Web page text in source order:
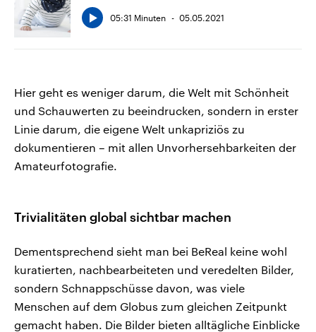
05:31 Minuten 05.05.2021
Hier geht es weniger darum, die Welt mit Schönheit
und Schauwerten zu beeindrucken, sondern in erster
Linie darum, die eigene Welt unkapriziös zu
dokumentieren – mit allen Unvorhersehbarkeiten der
Amateurfotografie.
Trivialitäten global sichtbar machen
Dementsprechend sieht man bei BeReal keine wohl
kuratierten, nachbearbeiteten und veredelten Bilder,
sondern Schnappschüsse davon, was viele
Menschen auf dem Globus zum gleichen Zeitpunkt
gemacht haben. Die Bilder bieten alltägliche Einblicke